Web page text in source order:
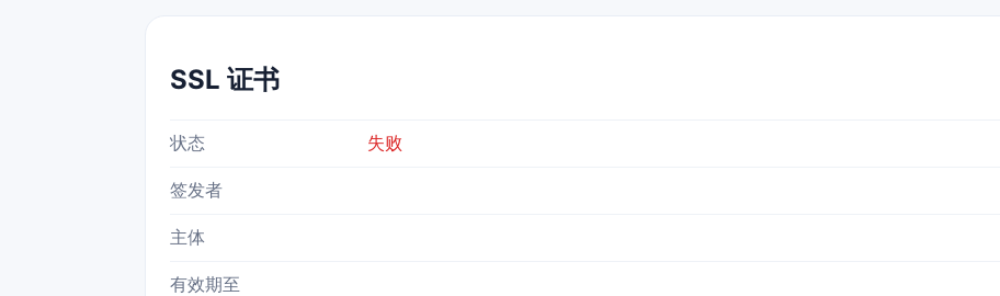
SSL 证书
状态 失败
签发者
主体
有效期至